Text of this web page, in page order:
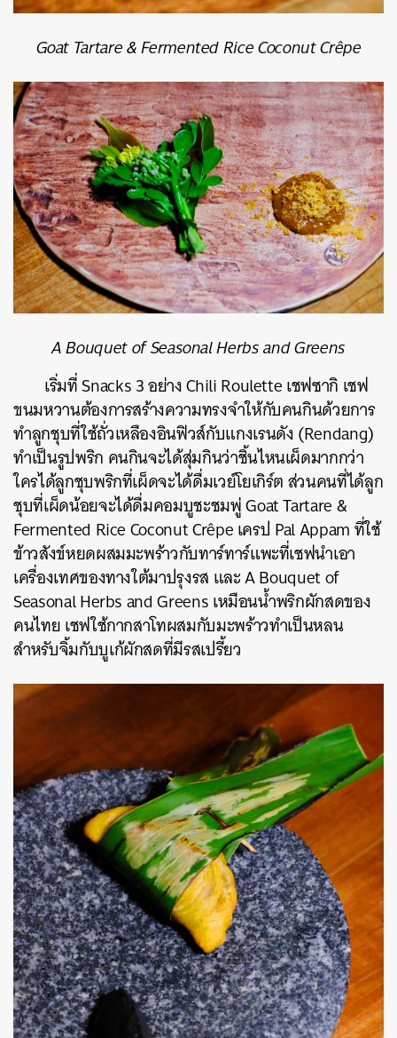
Goat Tartare & Fermented Rice Coconut Crêpe
A Bouquet of Seasonal Herbs and Greens
เริ่มที่ Snacks 3 อย่าง Chili Roulette เชฟซากิ เชฟ
ขนมหวานต้องการสร้างความทรงจำให้กับคนกินด้วยการ
ทำลูกชุบที่ใช้ถั่วเหลืองอินฟิวส์กับแกงเรนดัง (Rendang)
ทำเป็นรูปพริก คนกินจะได้สุ่มกินว่าชิ้นไหนเผ็ดมากกว่า
ใครได้ลูกชุบพริกที่เผ็ดจะได้ดื่มเวย์โยเกิร์ต ส่วนคนที่ได้ลูก
ชุบที่เผ็ดน้อยจะได้ดื่มคอมบูชะชมพู่ Goat Tartare &
Fermented Rice Coconut Crêpe เครป Pal Appam ที่ใช้
ข้าวสังข์หยดผสมมะพร้าวกับทาร์ทาร์แพะที่เชฟนำเอา
เครื่องเทศของทางใต้มาปรุงรส และ A Bouquet of
Seasonal Herbs and Greens เหมือนน้ำพริกผักสดของ
คนไทย เชฟใช้กากสาโทผสมกับมะพร้าวทำเป็นหลน
สำหรับจิ้มกับบูเก้ผักสดที่มีรสเปรี้ยว